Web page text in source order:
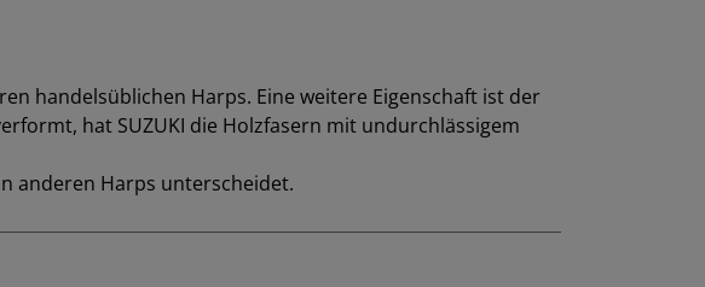
handelsüblichen Harps. Eine weitere Eigenschaft ist der
hat SUZUKI die Holzfasern mit undurchlässigem
anderen Harps unterscheidet.